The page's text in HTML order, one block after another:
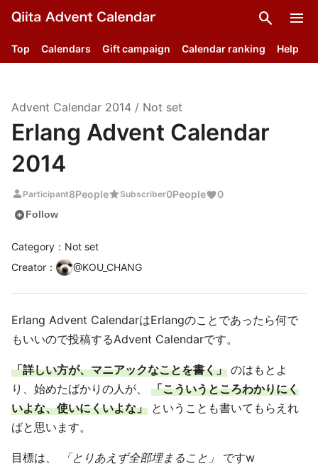
search menu
Top Calendars Gift campaign Calendar ranking Help
Advent Calendar 2014 / Not set
Erlang Advent Calendar
2014
person Participant8PeoplestarSubscriber0People 0
add_circleFollow
Category：Not set
Creator ： @KOU_CHANG
Erlang Advent CalendarはErlangのことであったら何で
もいいので投稿するAdvent Calendarです。
「詳しい方が、マニアックなことを書く」 のはもとよ
り、始めたばかりの人が、 「こういうところわかりにく
いよな、使いにくいよな」 ということも書いてもらえれ
ばと思います。
目標は、 「とりあえず全部埋まること」 ですw